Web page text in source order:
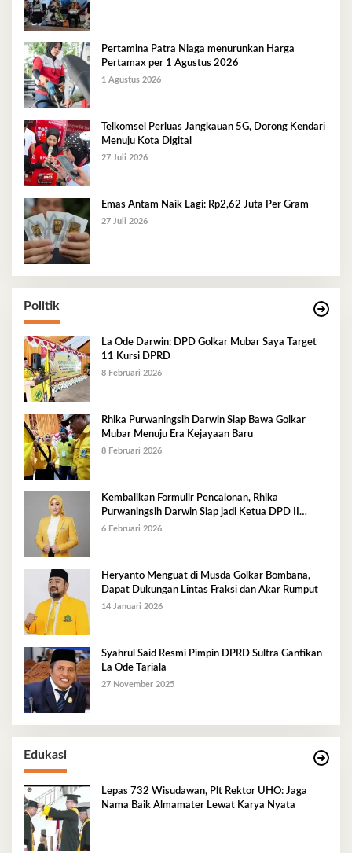
Pertamina Patra Niaga menurunkan Harga
Pertamax per 1 Agustus 2026
1 Agustus 2026
Telkomsel Perluas Jangkauan 5G, Dorong Kendari
Menuju Kota Digital
27 Juli 2026
Emas Antam Naik Lagi: Rp2,62 Juta Per Gram
27 Juli 2026
Politik
La Ode Darwin: DPD Golkar Mubar Saya Target
11 Kursi DPRD
8 Februari 2026
Rhika Purwaningsih Darwin Siap Bawa Golkar
Mubar Menuju Era Kejayaan Baru
8 Februari 2026
Kembalikan Formulir Pencalonan, Rhika
Purwaningsih Darwin Siap jadi Ketua DPD II
Golkar Mubar
6 Februari 2026
Heryanto Menguat di Musda Golkar Bombana,
Dapat Dukungan Lintas Fraksi dan Akar Rumput
14 Januari 2026
Syahrul Said Resmi Pimpin DPRD Sultra Gantikan
La Ode Tariala
27 November 2025
Edukasi
Lepas 732 Wisudawan, Plt Rektor UHO: Jaga
Nama Baik Almamater Lewat Karya Nyata